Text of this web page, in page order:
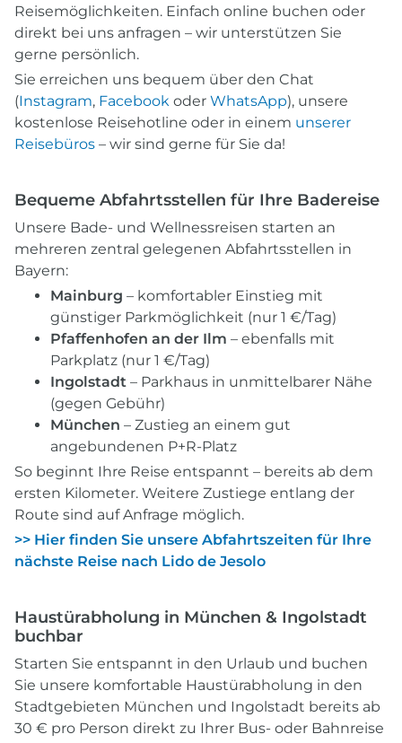
Reisemöglichkeiten. Einfach online buchen oder
direkt bei uns anfragen – wir unterstützen Sie
gerne persönlich.
Sie erreichen uns bequem über den Chat
(Instagram, Facebook oder WhatsApp), unsere
kostenlose Reisehotline oder in einem unserer
Reisebüros – wir sind gerne für Sie da!
Bequeme Abfahrtsstellen für Ihre Badereise
Unsere Bade- und Wellnessreisen starten an
mehreren zentral gelegenen Abfahrtsstellen in
Bayern:
Mainburg – komfortabler Einstieg mit
günstiger Parkmöglichkeit (nur 1 €/Tag)
Pfaffenhofen an der Ilm – ebenfalls mit
Parkplatz (nur 1 €/Tag)
Ingolstadt – Parkhaus in unmittelbarer Nähe
(gegen Gebühr)
München – Zustieg an einem gut
angebundenen P+R-Platz
So beginnt Ihre Reise entspannt – bereits ab dem
ersten Kilometer. Weitere Zustiege entlang der
Route sind auf Anfrage möglich.
>> Hier finden Sie unsere Abfahrtszeiten für Ihre
nächste Reise nach Lido de Jesolo
Haustürabholung in München & Ingolstadt
buchbar
Starten Sie entspannt in den Urlaub und buchen
Sie unsere komfortable Haustürabholung in den
Stadtgebieten München und Ingolstadt bereits ab
30 € pro Person direkt zu Ihrer Bus- oder Bahnreise